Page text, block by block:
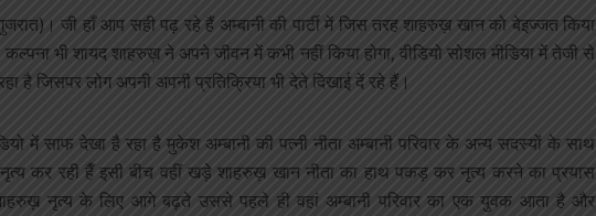
जी हाँ आप सही पढ़ रहे हैं अम्बानी की पार्टी में जिस तरह शाहरुख़ खान को बेइज्जत किया
भी शायद शाहरुख़ ने अपने जीवन में कभी नहीं किया होगा, वीडियो सोशल मीडिया में तेजी से
है जिसपर लोग अपनी अपनी प्रतिक्रिया भी देते दिखाई दें रहे हैं।
में साफ देखा है रहा है मुकेश अम्बानी की पत्नी नीता अम्बानी परिवार के अन्य सदस्यों के साथ
नृत्य कर रही हैँ इसी बीच वहीं खड़े शाहरुख़ खान नीता का हाथ पकड़ कर नृत्य करने का प्रयास
नृत्य के लिए आगे बढ़ते उससे पहले ही वहां अम्बानी परिवार का एक युवक आता है और